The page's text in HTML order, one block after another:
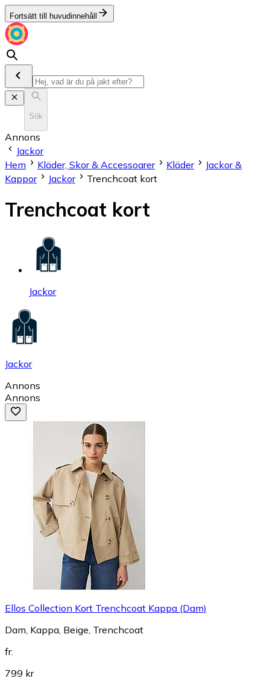
Fortsätt till huvudinnehåll
Sök
Annons
Jackor
Hem
Kläder, Skor & Accessoarer Kläder
Jackor &
Kappor
Jackor Trenchcoat kort
Trenchcoat kort
Jackor
Jackor
Annons
Annons
Ellos Collection Kort Trenchcoat Kappa (Dam)
Dam, Kappa, Beige, Trenchcoat
fr.
799 kr